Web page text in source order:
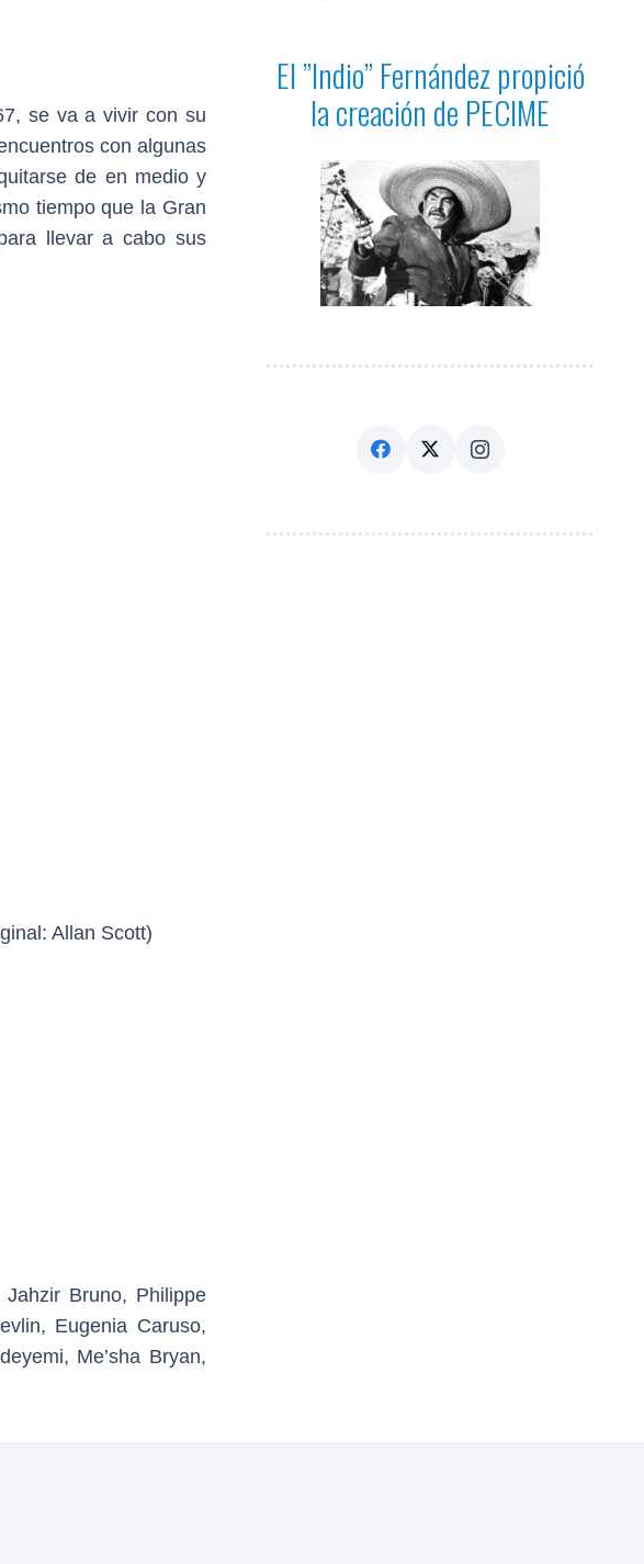
se va a vivir con su
con algunas
de en medio y
tiempo que la Gran
llevar a cabo sus
Allan Scott)
Bruno, Philippe
Eugenia Caruso,
Me’sha Bryan,
El ”Indio” Fernández propició
la creación de PECIME